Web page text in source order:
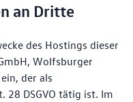
an Dritte
des Hostings dieser
Wolfsburger
der als
28 DSGVO tätig ist. Im